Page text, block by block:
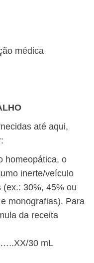
médica
até aqui,
homeopática, o
inerte/veículo
30%, 45% ou
monografias). Para
da receita
30 mL